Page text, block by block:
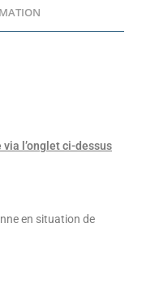
l’onglet ci-dessus
en situation de